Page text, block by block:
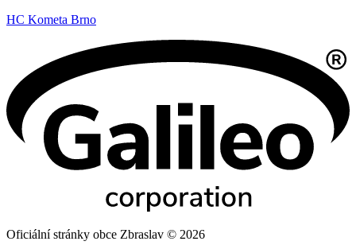
HC Kometa Brno
Oficiální stránky obce Zbraslav © 2026